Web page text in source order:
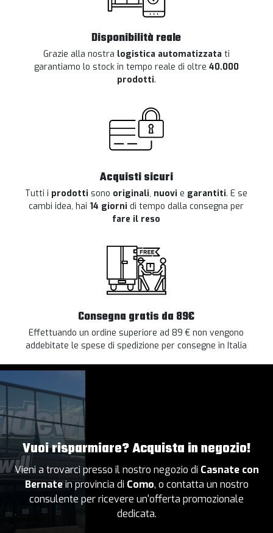
Disponibilità reale
Grazie alla nostra logistica automatizzata ti
garantiamo lo stock in tempo reale di oltre 40.000
prodotti.
Acquisti sicuri
Tutti i prodotti sono originali, nuovi e garantiti. E se
cambi idea, hai 14 giorni di tempo dalla consegna per
fare il reso
Consegna gratis da 89€
Effettuando un ordine superiore ad 89 € non vengono
addebitate le spese di spedizione per consegne in Italia
Vuoi risparmiare? Acquista in negozio!
Vieni a trovarci presso il nostro negozio di Casnate con
Bernatein provincia di Como, o contatta un nostro
consulente per ricevere un'offerta promozionale
dedicata.